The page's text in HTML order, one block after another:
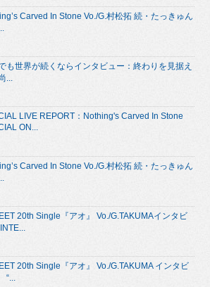
Carved In Stone Vo./G.村松拓 続・たっきゅん
も世界が続くならインタビュー：終わりを見据え
...
LIVE REPORT：Nothing's Carved In Stone
ON...
Carved In Stone Vo./G.村松拓 続・たっきゅん
20th Single『アオ』 Vo./G.TAKUMAインタビ
20th Single『アオ』 Vo./G.TAKUMA インタビ
“...